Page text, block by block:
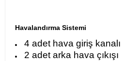
Havalandırma Sistemi
4 adet hava giriş kanalı
2 adet arka hava çıkışı